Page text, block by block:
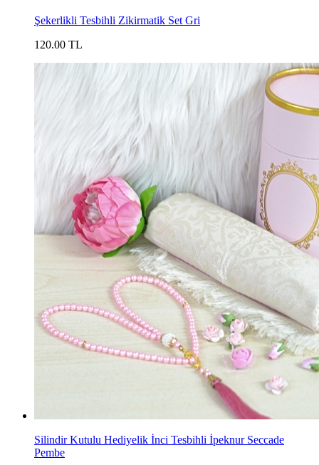
Şekerlikli Tesbihli Zikirmatik Set Gri
120.00 TL
Silindir Kutulu Hediyelik İnci Tesbihli İpeknur Seccade
Pembe